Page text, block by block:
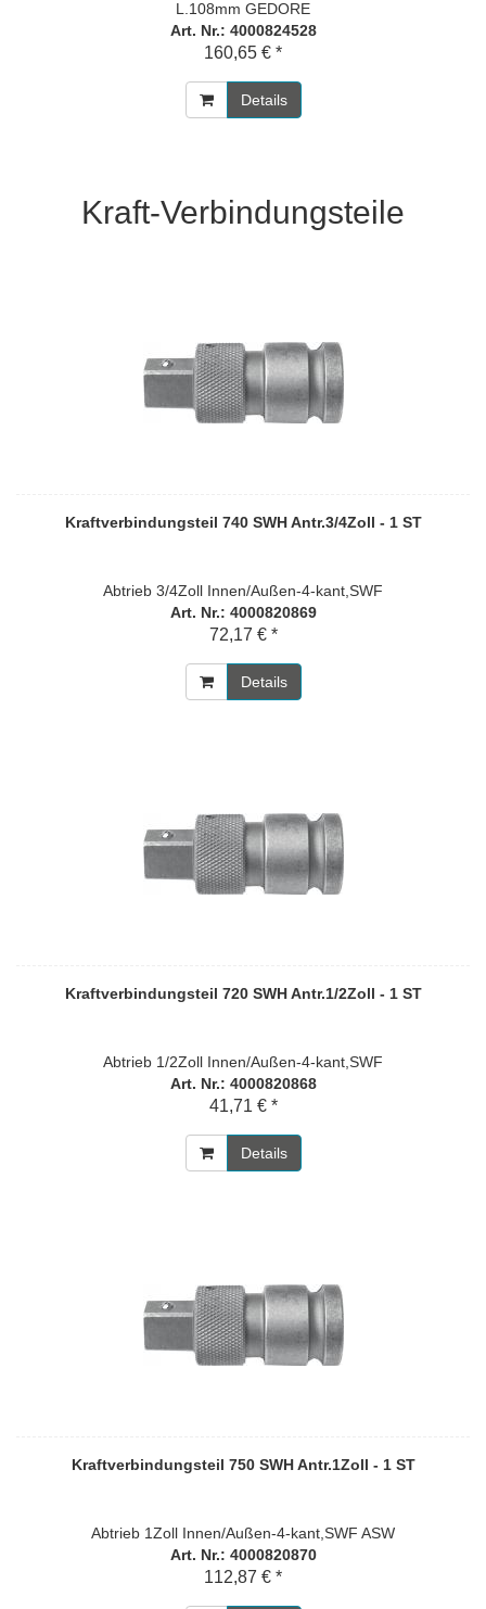
L.108mm GEDORE
Art. Nr.: 4000824528
160,65 € *
Details
Kraft-Verbindungsteile
Kraftverbindungsteil 740 SWH Antr.3/4Zoll - 1 ST
Abtrieb 3/4Zoll Innen/Außen-4-kant,SWF
Art. Nr.: 4000820869
72,17 € *
Details
Kraftverbindungsteil 720 SWH Antr.1/2Zoll - 1 ST
Abtrieb 1/2Zoll Innen/Außen-4-kant,SWF
Art. Nr.: 4000820868
41,71 € *
Details
Kraftverbindungsteil 750 SWH Antr.1Zoll - 1 ST
Abtrieb 1Zoll Innen/Außen-4-kant,SWF ASW
Art. Nr.: 4000820870
112,87 € *